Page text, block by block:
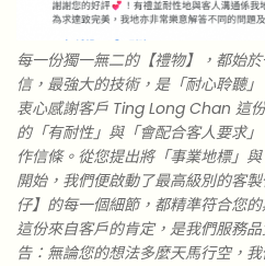
每一份獨一無二的【禮物】，都始
信，最強大的技術，是「耐心聆聽」
衷心感謝客戶 Ting Long Chan 這
的「有耐性」與「會配合客人要求
作信條。從您提出將「事業地標」
開始，我們便啟動了最高級別的客
仔】的每一個細節，都精準符合您的
這份來自客戶的肯定，是我們服務
告：無論您的想法多麼天馬行空，